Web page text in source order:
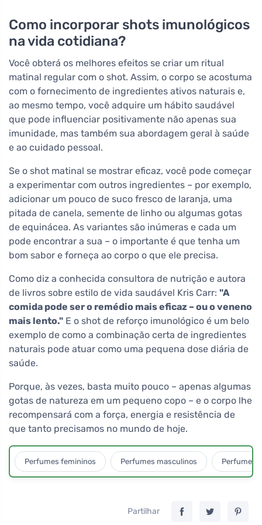
Como incorporar shots imunológicos
na vida cotidiana?
Você obterá os melhores efeitos se criar um ritual
matinal regular com o shot. Assim, o corpo se acostuma
com o fornecimento de ingredientes ativos naturais e,
ao mesmo tempo, você adquire um hábito saudável
que pode influenciar positivamente não apenas sua
imunidade, mas também sua abordagem geral à saúde
e ao cuidado pessoal.
Se o shot matinal se mostrar eficaz, você pode começar
a experimentar com outros ingredientes – por exemplo,
adicionar um pouco de suco fresco de laranja, uma
pitada de canela, semente de linho ou algumas gotas
de equinácea. As variantes são inúmeras e cada um
pode encontrar a sua – o importante é que tenha um
bom sabor e forneça ao corpo o que ele precisa.
Como diz a conhecida consultora de nutrição e autora
de livros sobre estilo de vida saudável Kris Carr: "A
comida pode ser o remédio mais eficaz – ou o veneno
mais lento." E o shot de reforço imunológico é um belo
exemplo de como a combinação certa de ingredientes
naturais pode atuar como uma pequena dose diária de
saúde.
Porque, às vezes, basta muito pouco – apenas algumas
gotas de natureza em um pequeno copo – e o corpo lhe
recompensará com a força, energia e resistência de
que tanto precisamos no mundo de hoje.
Perfumes femininos Perfumes masculinos Perfumes
Partilhar